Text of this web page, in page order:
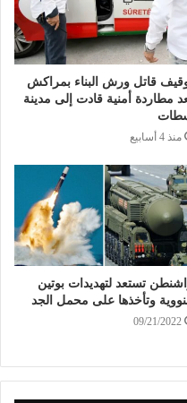
قاتل ورش البناء بمراكش
مطاردة أمنية قادت إلى مدينة
منذ 4 أسابيع
تستعد لتهديدات بوتين
وتأخذها على محمل الجد
09/21/2022